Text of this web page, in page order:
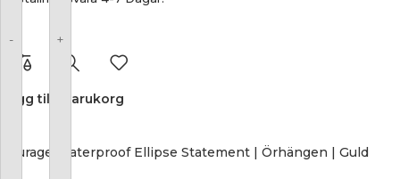
Lägg till i varukorg
Courage Waterproof Ellipse Statement | Örhängen | Guld
- +